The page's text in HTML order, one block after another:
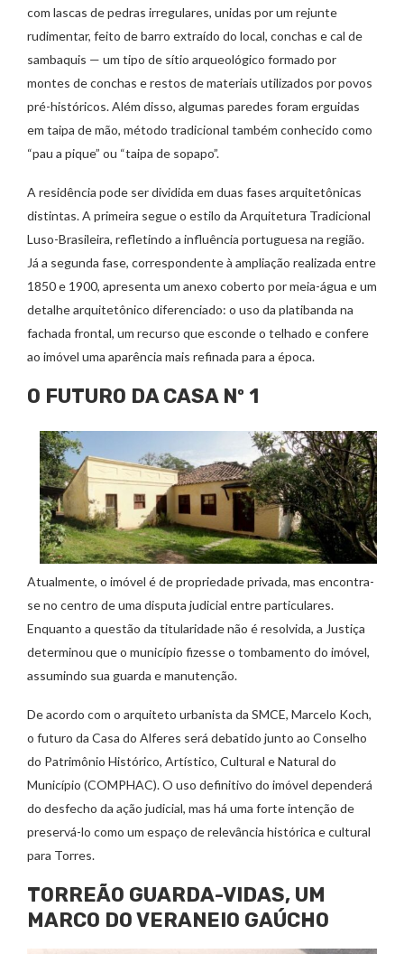
com lascas de pedras irregulares, unidas por um rejunte
rudimentar, feito de barro extraído do local, conchas e cal de
sambaquis — um tipo de sítio arqueológico formado por
montes de conchas e restos de materiais utilizados por povos
pré-históricos. Além disso, algumas paredes foram erguidas
em taipa de mão, método tradicional também conhecido como
“pau a pique” ou “taipa de sopapo”.
A residência pode ser dividida em duas fases arquitetônicas
distintas. A primeira segue o estilo da Arquitetura Tradicional
Luso-Brasileira, refletindo a influência portuguesa na região.
Já a segunda fase, correspondente à ampliação realizada entre
1850 e 1900, apresenta um anexo coberto por meia-água e um
detalhe arquitetônico diferenciado: o uso da platibanda na
fachada frontal, um recurso que esconde o telhado e confere
ao imóvel uma aparência mais refinada para a época.
O FUTURO DA CASA Nº 1
Atualmente, o imóvel é de propriedade privada, mas encontra-
se no centro de uma disputa judicial entre particulares.
Enquanto a questão da titularidade não é resolvida, a Justiça
determinou que o município fizesse o tombamento do imóvel,
assumindo sua guarda e manutenção.
De acordo com o arquiteto urbanista da SMCE, Marcelo Koch,
o futuro da Casa do Alferes será debatido junto ao Conselho
do Patrimônio Histórico, Artístico, Cultural e Natural do
Município (COMPHAC). O uso definitivo do imóvel dependerá
do desfecho da ação judicial, mas há uma forte intenção de
preservá-lo como um espaço de relevância histórica e cultural
para Torres.
TORREÃO GUARDA-VIDAS, UM
MARCO DO VERANEIO GAÚCHO